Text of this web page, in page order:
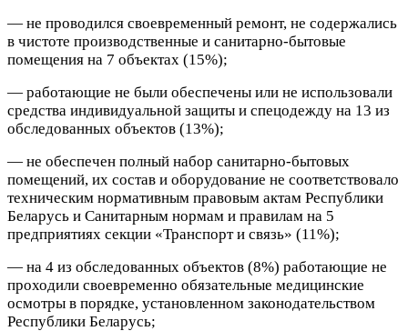
— не проводился своевременный ремонт, не содержались
в чистоте производственные и санитарно-бытовые
помещения на 7 объектах (15%);
— работающие не были обеспечены или не использовали
средства индивидуальной защиты и спецодежду на 13 из
обследованных объектов (13%);
— не обеспечен полный набор санитарно-бытовых
помещений, их состав и оборудование не соответствовало
техническим нормативным правовым актам Республики
Беларусь и Санитарным нормам и правилам на 5
предприятиях секции «Транспорт и связь» (11%);
— на 4 из обследованных объектов (8%) работающие не
проходили своевременно обязательные медицинские
осмотры в порядке, установленном законодательством
Республики Беларусь;